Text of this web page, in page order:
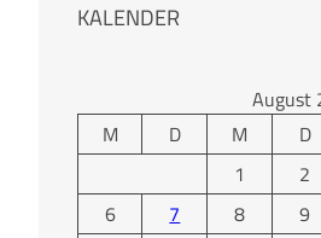
KALENDER
August
M
D M D
1
2
6
7 8 9